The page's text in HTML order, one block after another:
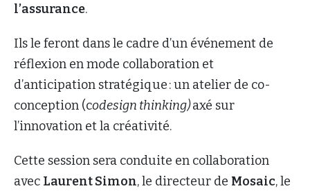
l’assurance.
Ils le feront dans le cadre d’un événement de
réflexion en mode collaboration et
d’anticipation stratégique : un atelier de co-
conception (codesign thinking)axé sur
l’innovation et la créativité.
Cette session sera conduite en collaboration
avec Laurent Simon, le directeur de Mosaic, le